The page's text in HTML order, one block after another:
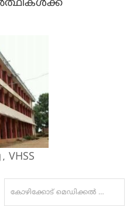
, VHSS
കോഴിക്കോട് മെഡിക്കല്‍ കോളേജ്: എച്ച്.ഐ.വി ടെസ്റ്റിങ് ലബോറട്ടറിയ്ക്ക് എന്‍.എ.ബി.എല്‍. അംഗീകാരം